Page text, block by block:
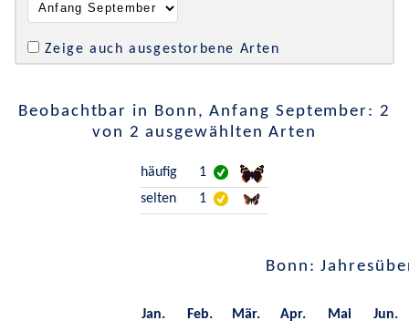
Zeige auch ausgestorbene Arten
Beobachtbar in Bonn, Anfang September: 2
von 2 ausgewählten Arten
häufig
1
selten
1
Bonn:
Jan. Feb. Mär. Apr. Mai Jun.